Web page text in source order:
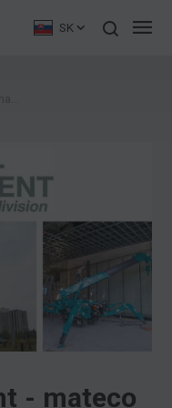
SK
- mateco